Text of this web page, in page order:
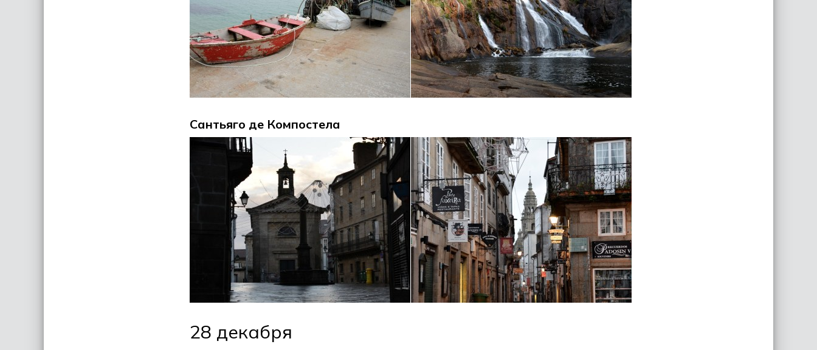
Сантьяго де Компостела
28 декабря